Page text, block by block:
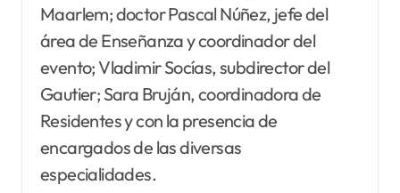
Maarlem; doctor Pascal Núñez, jefe del
área de Enseñanza y coordinador del
evento; Vladimir Socías, subdirector del
Gautier; Sara Bruján, coordinadora de
Residentes y con la presencia de
encargados de las diversas
especialidades.